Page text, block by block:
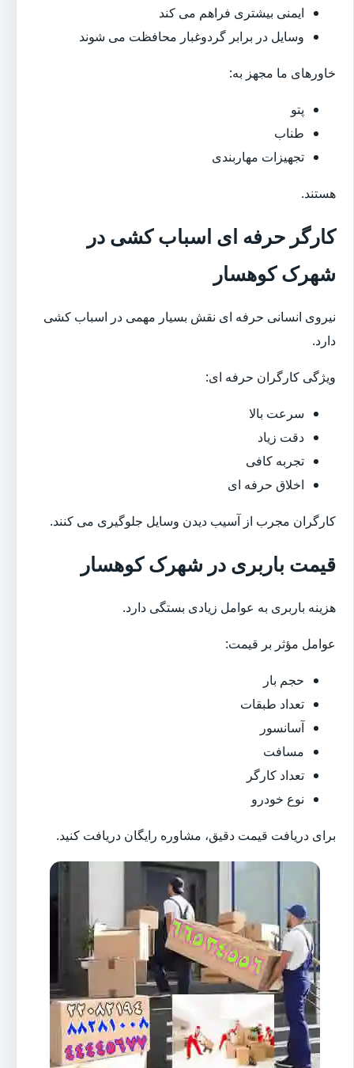
ایمنی بیشتری فراهم می کند
وسایل در برابر گردوغبار محافظت می شوند
خاورهای ما مجهز به:
پتو
طناب
تجهیزات مهاربندی
هستند.
کارگر حرفه ای اسباب کشی در
شهرک کوهسار
نیروی انسانی حرفه ای نقش بسیار مهمی در اسباب کشی
دارد.
ویژگی کارگران حرفه ای:
سرعت بالا
دقت زیاد
تجربه کافی
اخلاق حرفه ای
کارگران مجرب از آسیب دیدن وسایل جلوگیری می کنند.
قیمت باربری در شهرک کوهسار
هزینه باربری به عوامل زیادی بستگی دارد.
عوامل مؤثر بر قیمت:
حجم بار
تعداد طبقات
آسانسور
مسافت
تعداد کارگر
نوع خودرو
برای دریافت قیمت دقیق، مشاوره رایگان دریافت کنید.